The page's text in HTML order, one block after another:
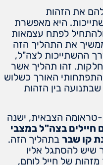
את הזהות
היא מאפשרת
לפתח עצמאות
את התהליך הזה
ההשתייכות לצה"ל,
זהו תהליך אשר
האורך כשלוש
בין הזהות
טראומה הצבאית, ישנה
חיילים בצה"ל במצבי
קו שבר בתהליך הזה.
שיש להסתגל אליו
של חייל לוחם,